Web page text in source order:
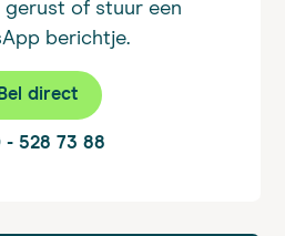
gerust of stuur een
berichtje.
Bel direct
- 528 73 88